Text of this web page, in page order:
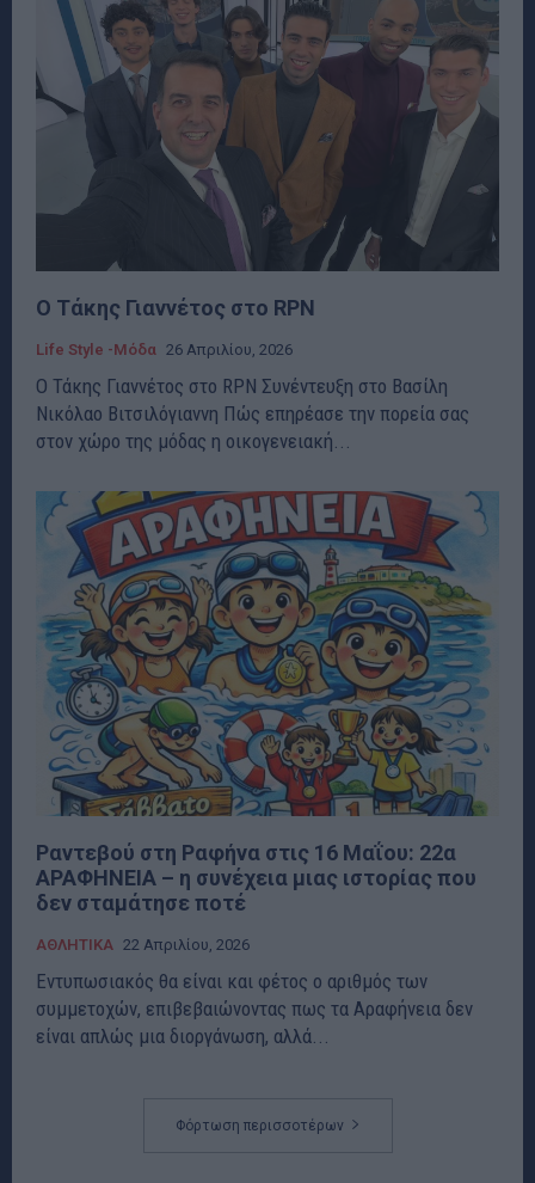
Ο Τάκης Γιαννέτος στο RPN
Life Style -Μόδα 26 Απριλίου, 2026
Ο Τάκης Γιαννέτος στο RPN Συνέντευξη στο Βασίλη
Νικόλαο Βιτσιλόγιαννη Πώς επηρέασε την πορεία σας
στον χώρο της μόδας η οικογενειακή...
Ραντεβού στη Ραφήνα στις 16 Μαΐου: 22α
ΑΡΑΦΗΝΕΙΑ – η συνέχεια μιας ιστορίας που
δεν σταμάτησε ποτέ
ΑΘΛΗΤΙΚΑ 22 Απριλίου, 2026
Εντυπωσιακός θα είναι και φέτος ο αριθμός των
συμμετοχών, επιβεβαιώνοντας πως τα Αραφήνεια δεν
είναι απλώς μια διοργάνωση, αλλά...
Φόρτωση περισσοτέρων